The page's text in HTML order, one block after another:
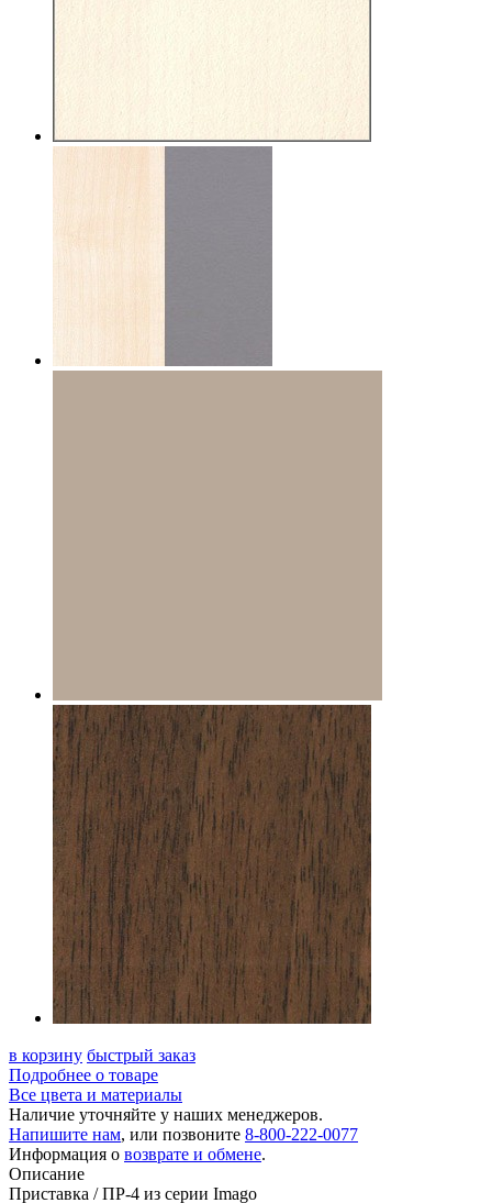
в корзину быстрый заказ
Подробнее о товаре
Все цвета и материалы
Наличие уточняйте у наших менеджеров.
Напишите нам, или позвоните 8-800-222-0077
Информация о возврате и обмене.
Описание
Приставка / ПР-4 из серии Imago